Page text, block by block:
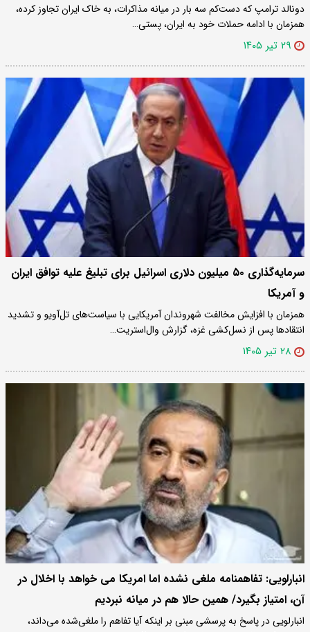
دونالد ترامپ که دست‌کم سه بار در میانه مذاکرات، به خاک ایران تجاوز کرده،
همزمان با ادامه حملات خود به ایران، پستی…
۲۹ تیر ۱۴۰۵
سرمایه‌گذاری ۵۰ میلیون دلاری اسرائیل برای تبلیغ علیه توافق ایران
و آمریکا
همزمان با افزایش مخالفت شهروندان آمریکایی با سیاست‌های تل‌آویو و تشدید
انتقادها پس از نسل‌کشی غزه، گزارش وال‌استریت…
۲۸ تیر ۱۴۰۵
انبارلویی: تفاهمنامه ملغی نشده اما امریکا می خواهد با اخلال در
آن، امتیاز بگیرد/ همین حالا هم در میانه نبردیم
انبارلویی در پاسخ به پرسشی مبنی بر اینکه آیا تفاهم را ملغی‌شده می‌داند،